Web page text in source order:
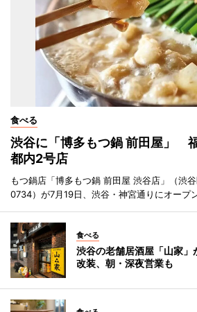
食べる
渋谷に「博多もつ鍋 前田屋」
都内2号店
もつ鍋店「博多もつ鍋 前田屋 渋谷店」（渋
0734）が7月19日、渋谷・神宮通りにオープン
食べる
渋谷の老舗居酒屋「山家
改装、朝・深夜営業も